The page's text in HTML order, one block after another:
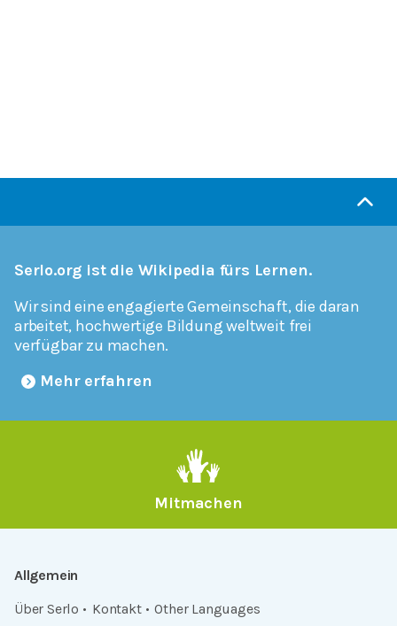
Serlo.org ist die Wikipedia fürs Lernen.
Wir sind eine engagierte Gemeinschaft, die daran
arbeitet, hochwertige Bildung weltweit frei
verfügbar zu machen.
Mehr erfahren
Mitmachen
Allgemein
Über Serlo
Kontakt Other Languages